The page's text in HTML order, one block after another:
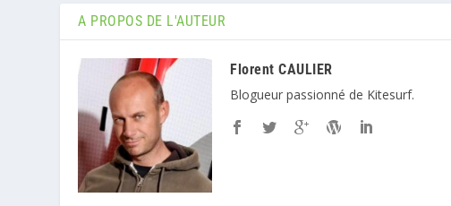
A PROPOS DE L'AUTEUR
Florent CAULIER
Blogueur passionné de Kitesurf.